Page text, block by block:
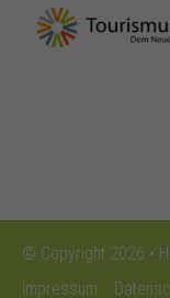
nrw-
© Copyright 2026 •
Impressum